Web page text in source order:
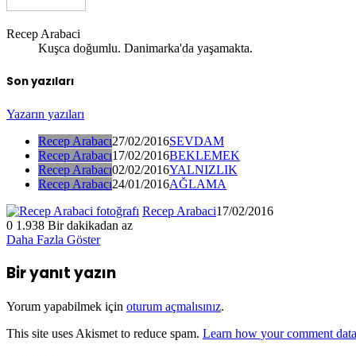
Recep Arabaci
Kuşca doğumlu. Danimarka'da yaşamakta.
Son yazıları
Yazarın yazıları
Recep Arabacı27/02/2016SEVDAM
Recep Arabacı17/02/2016BEKLEMEK
Recep Arabacı02/02/2016YALNIZLIK
Recep Arabacı24/01/2016AĞLAMA
Recep Arabaci17/02/2016
0 1.938 Bir dakikadan az
Daha Fazla Göster
Bir yanıt yazın
Yorum yapabilmek için oturum açmalısınız.
This site uses Akismet to reduce spam. Learn how your comment